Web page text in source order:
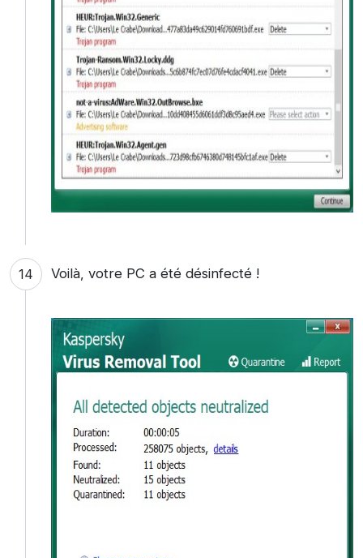
Voilà, votre PC a été désinfecté !